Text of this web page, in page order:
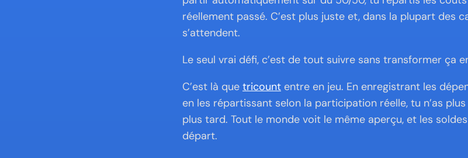
réellement passé. C’est plus juste et, dans la plupart des
s’attendent.
Le seul vrai défi, c’est de tout suivre sans transformer ça
C’est là que tricount entre en jeu. En enregistrant les
en les répartissant selon la participation réelle, tu n’as
plus tard. Tout le monde voit le même aperçu, et les
départ.